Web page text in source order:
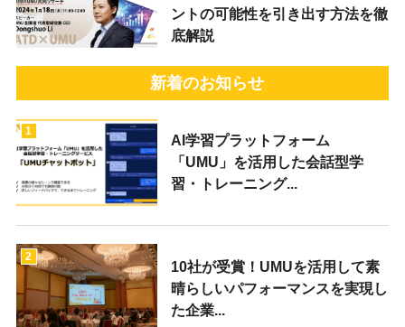
ントの可能性を引き出す方法を徹
底解説
新着のお知らせ
1
AI学習プラットフォーム
「UMU」を活用した会話型学
習・トレーニング...
2
10社が受賞！UMUを活用して素
晴らしいパフォーマンスを実現し
た企業...